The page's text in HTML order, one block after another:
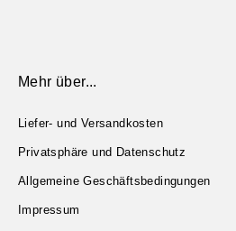
Mehr über...
Liefer- und Versandkosten
Privatsphäre und Datenschutz
Allgemeine Geschäftsbedingungen
Impressum